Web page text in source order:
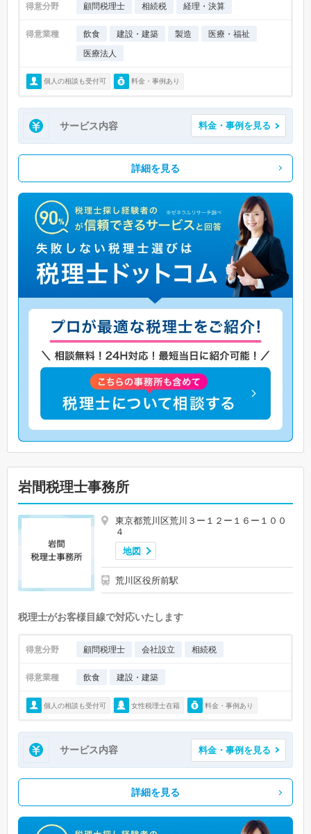
得意分野 顧問税理士 相続税 経理・決算
得意業種 飲食 建設・建築 製造
医療・福祉
医療法人
個人の相談も受付可 料金・事例あり
サービス内容 料金・事例を見る
詳細を見る
岩間税理士事務所
東京都荒川区荒川３ー１２ー１６ー１００
４
地図
荒川区役所前駅
税理士がお客様目線で対応いたします
得意分野 顧問税理士 会社設立 相続税
得意業種 飲食 建設・建築
個人の相談も受付可 女性税理士在籍 料金・事例あり
サービス内容 料金・事例を見る
詳細を見る